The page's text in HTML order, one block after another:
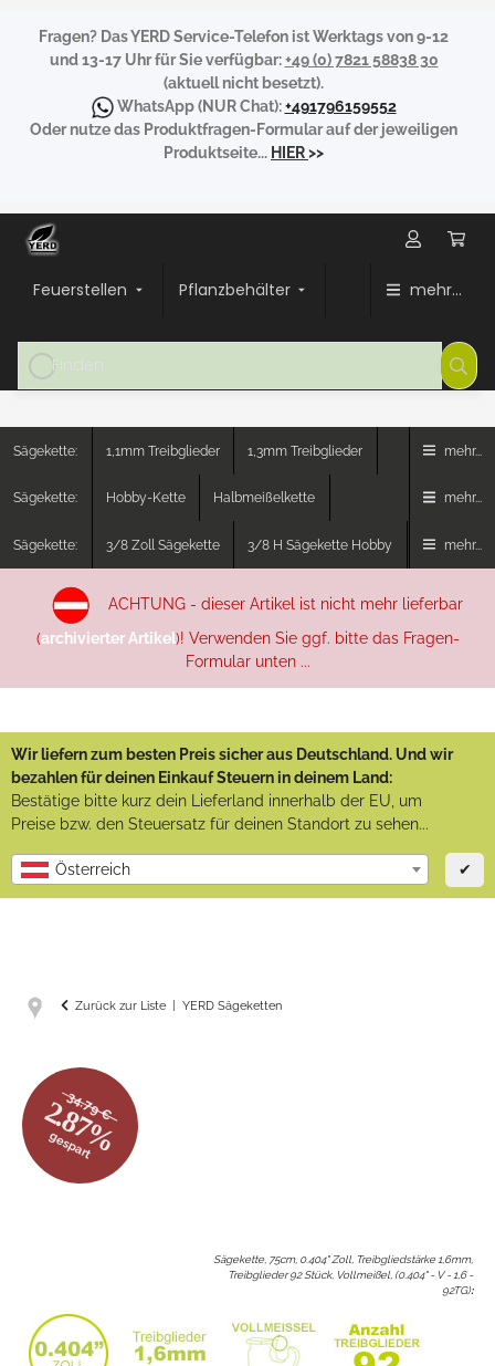
Fragen? Das YERD Service-Telefon ist Werktags von 9-12
und 13-17 Uhr für Sie verfügbar:+49 (0) 7821 58838 30
(aktuell nicht besetzt).
WhatsApp(NUR Chat):+491796159552
Oder nutze das Produktfragen-Formular auf der jeweiligen
Produktseite... HIER>>
Feuerstellen Pflanzbehälter mehr...
Sägekette: 1,1mm Treibglieder 1,3mm Treibglieder mehr...
Sägekette: Hobby-Kette Halbmeißelkette mehr...
Sägekette: 3/8 Zoll Sägekette 3/8 H Sägekette Hobby mehr...
ACHTUNG - dieser Artikel ist nicht mehr lieferbar
(archivierter Artikel)! Verwenden Sie ggf. bitte das Fragen-
Formular unten ...
Wir liefern zum besten Preis sicher aus Deutschland. Und wir
bezahlen für deinen Einkauf Steuern in deinem Land:
Bestätige bitte kurz dein Lieferland innerhalb der EU, um
Preise bzw. den Steuersatz für deinen Standort zu sehen...
Österreich ✔
Zurück zur Liste YERD Sägeketten
34.79 €
2.87%
gespart
Sägekette, 75cm, 0.404" Zoll, Treibgliedstärke 1,6mm,
Treibglieder 92 Stück, Vollmeißel, (0.404" - V - 1,6 -
92TG):